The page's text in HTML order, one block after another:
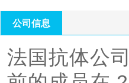
公司信息
法国抗体公